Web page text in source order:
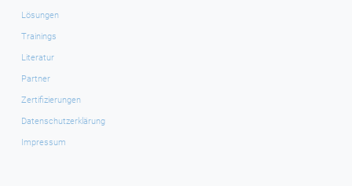
Lösungen
Trainings
Literatur
Partner
Zertifizierungen
Datenschutzerklärung
Impressum